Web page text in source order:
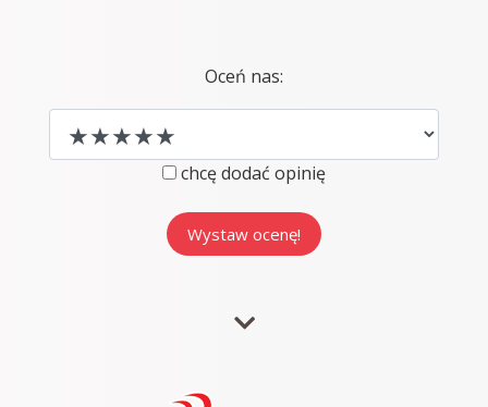
Oceń nas:
chcę dodać opinię